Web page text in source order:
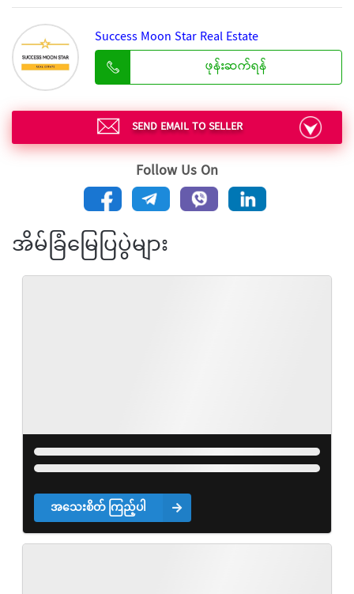
Success Moon Star Real Estate
ဖုန်းဆက်ရန်
SEND EMAIL TO SELLER
Follow Us On
အိမ်ခြံမြေပြပွဲများ
အသေးစိတ် ကြည့်ပါ